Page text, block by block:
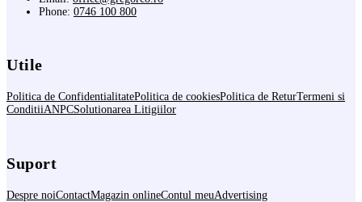
Phone: 0746 100 800
Utile
Politica de ConfidentialitatePolitica de cookiesPolitica de ReturTermeni si
ConditiiANPCSolutionarea Litigiilor
Suport
Despre noiContactMagazin onlineContul meuAdvertising